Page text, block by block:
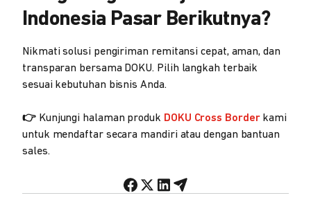
Indonesia Pasar Berikutnya?
Nikmati solusi pengiriman remitansi cepat, aman, dan
transparan bersama DOKU. Pilih langkah terbaik
sesuai kebutuhan bisnis Anda.
👉 Kunjungi halaman produk DOKU Cross Borderkami
untuk mendaftar secara mandiri atau dengan bantuan
sales.